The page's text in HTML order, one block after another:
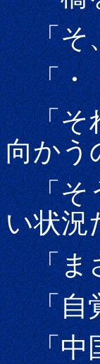
「そ
「・
「そ
向かう
「そ
い状況
「ま
「自
「中